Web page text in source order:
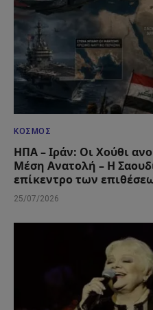
ΚΌΣΜΟΣ
ΗΠΑ – Ιράν: Οι Χούθι
Μέση Ανατολή – Η
επίκεντρο των
25/07/2026